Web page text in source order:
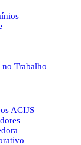
no Trabalho
ACIJS